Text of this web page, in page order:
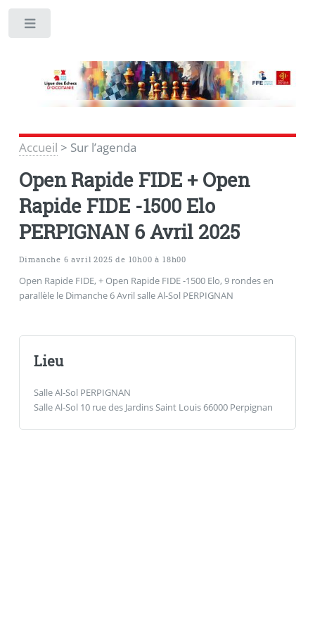
Accueil > Sur l’agenda
Open Rapide FIDE + Open
Rapide FIDE -1500 Elo
PERPIGNAN 6 Avril 2025
Dimanche 6 avril 2025 de 10h00 à 18h00
Open Rapide FIDE, + Open Rapide FIDE -1500 Elo, 9 rondes en
parallèle le Dimanche 6 Avril salle Al-Sol PERPIGNAN
Lieu
Salle Al-Sol PERPIGNAN
Salle Al-Sol 10 rue des Jardins Saint Louis 66000 Perpignan